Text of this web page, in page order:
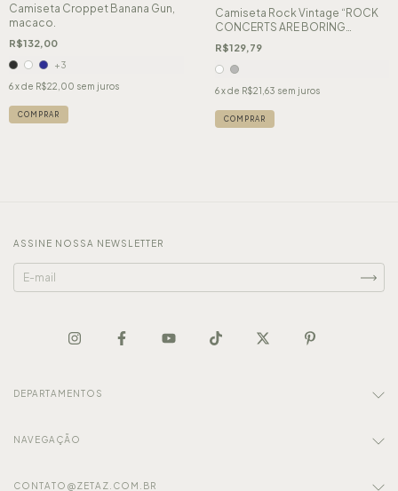
Camiseta Croppet Banana Gun,
macaco.
R$132,00
+3
6x de R$22,00 sem juros
COMPRAR
Camiseta Rock Vintage “ROCK
CONCERTS ARE BORING
WITHOUT US” – Para Quem Faz o
Show AcontecerSe você vive a
intensidade dos shows de rock,
sente o peso
R$129,79
6 x de R$21,63 sem juros
COMPRAR
ASSINE NOSSA NEWSLETTER
DEPARTAMENTOS
NAVEGAÇÃO
CONTATO@ZETAZ.COM.BR